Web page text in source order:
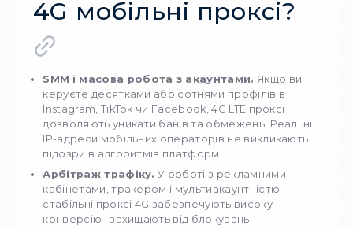
На відміну від дата-центрових проксі,
проксі значно рідше потрапляють у блок,
проходять перевірки з боку платформ і
дозволяють працювати у більш агресивному
режимі без ризику втрати акаунтів.